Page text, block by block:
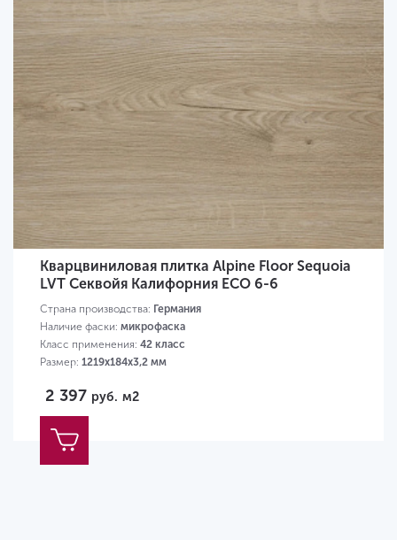
Кварцвиниловая плитка Alpine Floor Sequoia
LVT Секвойя Калифорния ECO 6-6
Страна производства: Германия
Наличие фаски: микрофаска
Класс применения: 42 класс
Размер: 1219х184х3,2 мм
2 397 руб. м2